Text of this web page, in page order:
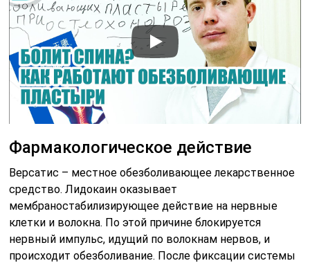
Фармакологическое действие
Версатис – местное обезболивающее лекарственное
средство. Лидокаин оказывает
мембраностабилизирующее действие на нервные
клетки и волокна. По этой причине блокируется
нервный импульс, идущий по волокнам нервов, и
происходит обезболивание. После фиксации системы